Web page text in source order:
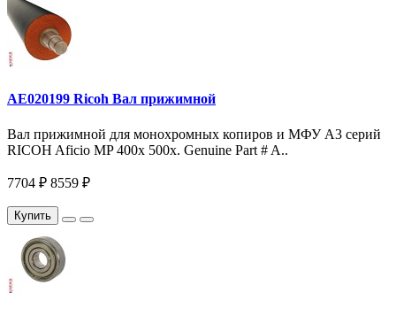
AE020199 Ricoh Вал прижимной
Вал прижимной для монохромных копиров и МФУ A3 серий
RICOH Aficio MP 400x 500x. Genuine Part # A..
7704 ₽ 8559 ₽
Купить